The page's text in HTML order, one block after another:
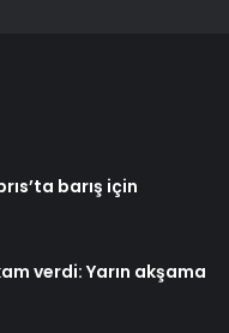
barış için
verdi: Yarın akşama